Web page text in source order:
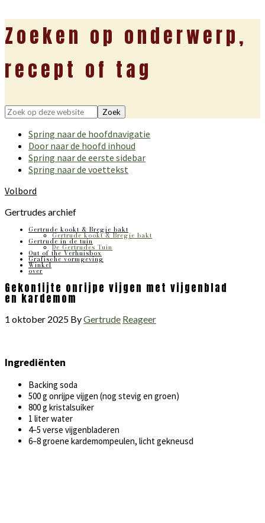
Zoeken op onderwerp,
recept of tag
Zoek
deze
website
Spring naar de hoofdnavigatie
Door naar de hoofd inhoud
Spring naar de eerste sidebar
Spring naar de voettekst
Volbord
Gertrudes archief
Gertrude kookt & Bregje bakt
Gertrude kookt & Bregje bakt
Gertrude in de tuin
De Gertrudes Tuin
Out of the Verhuisbox
Grafische vormgeving
Winkel
over
Gekonfijte onrijpe vijgen met vijgenblad
en kardemom
1 oktober 2025 ByGertrude Reageer
Ingrediënten
Backing soda
500 g onrijpe vijgen (nog stevig en groen)
800 g kristalsuiker
1 liter water
4–5 verse vijgenbladeren
6–8 groene kardemompeulen, licht gekneusd